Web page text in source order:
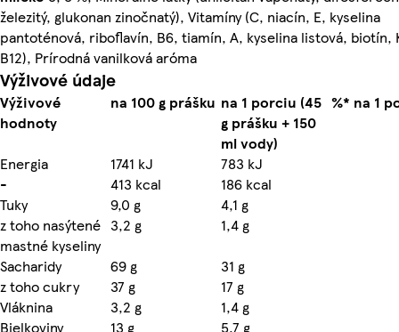
železitý, glukonan zinočnatý), Vitamíny (C, niacín, E, kyselina
pantoténová, riboflavín, B6, tiamín, A, kyselina listová, biotín,
B12), Prírodná vanilková aróma
Výživové údaje
Výživové
hodnoty
na 100 g prášku na 1 porciu (45
g prášku + 150
ml vody)
%* na 1
Energia 1741 kJ
783 kJ
-
413 kcal
186 kcal
Tuky
9,0 g
4,1 g
z toho nasýtené
mastné kyseliny
3,2 g
1,4 g
Sacharidy
69 g
31 g
z toho cukry
37 g
17 g
Vláknina
3,2 g
1,4 g
Bielkoviny
13 g
5,7 g